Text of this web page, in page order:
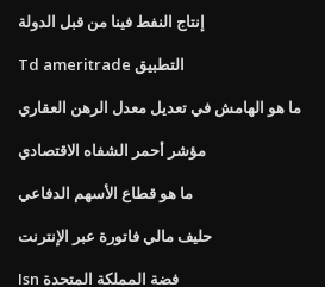
إنتاج النفط فينا من قبل الدولة
Td ameritrade التطبيق
ما هو الهامش في تعديل معدل الرهن العقاري
مؤشر أحمر الشفاه الاقتصادي
ما هو قطاع الأسهم الدفاعي
حليف مالي فاتورة عبر الإنترنت
Isn فضة المملكة المتحدة